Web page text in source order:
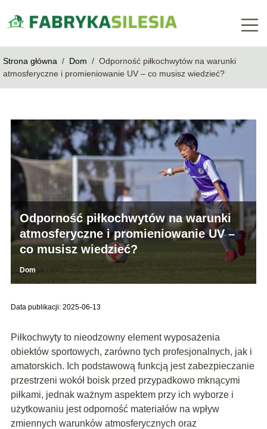
Strona główna / Dom / Odporność piłkochwytów na warunki
atmosferyczne i promieniowanie UV – co musisz wiedzieć?
Odporność piłkochwytów na warunki
atmosferyczne i promieniowanie UV –
co musisz wiedzieć?
Dom
Data publikacji: 2025-06-13
Piłkochwyty to nieodzowny element wyposażenia
obiektów sportowych, zarówno tych profesjonalnych, jak i
amatorskich. Ich podstawową funkcją jest zabezpieczanie
przestrzeni wokół boisk przed przypadkowo mknącymi
piłkami, jednak ważnym aspektem przy ich wyborze i
użytkowaniu jest odporność materiałów na wpływ
zmiennych warunków atmosferycznych oraz